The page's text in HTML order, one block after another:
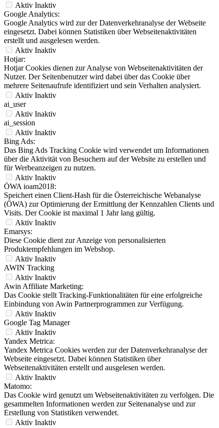
Aktiv Inaktiv
Google Analytics:
Google Analytics wird zur der Datenverkehranalyse der Webseite
eingesetzt. Dabei können Statistiken über Webseitenaktivitäten
erstellt und ausgelesen werden.
Aktiv Inaktiv
Hotjar:
Hotjar Cookies dienen zur Analyse von Webseitenaktivitäten der
Nutzer. Der Seitenbenutzer wird dabei über das Cookie über
mehrere Seitenaufrufe identifiziert und sein Verhalten analysiert.
Aktiv Inaktiv
ai_user
Aktiv Inaktiv
ai_session
Aktiv Inaktiv
Bing Ads:
Das Bing Ads Tracking Cookie wird verwendet um Informationen
über die Aktivität von Besuchern auf der Website zu erstellen und
für Werbeanzeigen zu nutzen.
Aktiv Inaktiv
ÖWA ioam2018:
Speichert einen Client-Hash für die Österreichische Webanalyse
(ÖWA) zur Optimierung der Ermittlung der Kennzahlen Clients und
Visits. Der Cookie ist maximal 1 Jahr lang gültig.
Aktiv Inaktiv
Emarsys:
Diese Cookie dient zur Anzeige von personalisierten
Produktempfehlungen im Webshop.
Aktiv Inaktiv
AWIN Tracking
Aktiv Inaktiv
Awin Affiliate Marketing:
Das Cookie stellt Tracking-Funktionalitäten für eine erfolgreiche
Einbindung von Awin Partnerprogrammen zur Verfügung.
Aktiv Inaktiv
Google Tag Manager
Aktiv Inaktiv
Yandex Metrica:
Yandex Metrica Cookies werden zur der Datenverkehranalyse der
Webseite eingesetzt. Dabei können Statistiken über
Webseitenaktivitäten erstellt und ausgelesen werden.
Aktiv Inaktiv
Matomo:
Das Cookie wird genutzt um Webseitenaktivitäten zu verfolgen. Die
gesammelten Informationen werden zur Seitenanalyse und zur
Erstellung von Statistiken verwendet.
Aktiv Inaktiv